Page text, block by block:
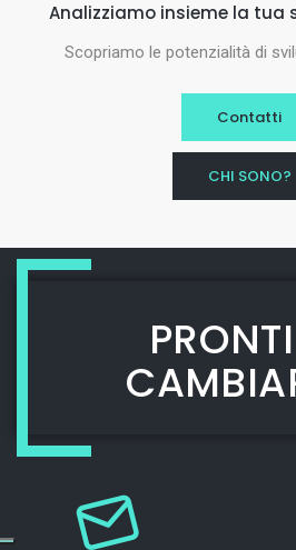
Analizziamo insieme la tua
Scopriamo le potenzialità di
Contatti
CHI SONO?